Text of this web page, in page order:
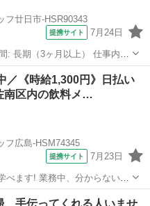
フ廿日市-HSR90343
提携サイト 7月24日
での勤務です♪ デスクワーク
体を動かす作業もあるので 適
事務
／《時給1,300円》日払い
南区内の飲料メ…
フ広島-HSM74345
提携サイト 7月23日
ます! 業務中、分からないこ
で 安心して働けますよ♪
、手伝ってくれる人いませ